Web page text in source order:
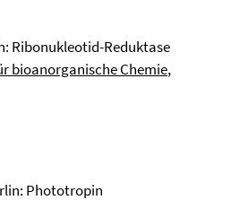
Ribonukleotid-Reduktase
bioanorganische Chemie,
Phototropin